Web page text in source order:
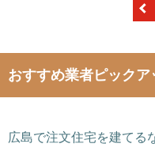
おすすめ業者ピックア
広島で注文住宅を建てる